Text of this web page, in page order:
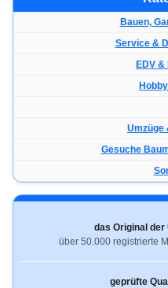
Bauen,
Service &
EDV &
Umzüge
Gesuche
das Original
über 50.000 registrierte
geprüfte